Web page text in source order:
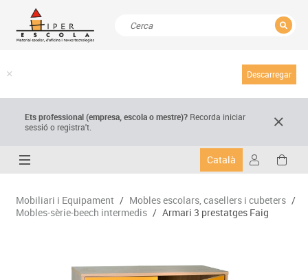
Descarregar
Ets professional (empresa,escola o mestre)? Recorda iniciar
sessió o registra't.
Català
Mobiliari i Equipament / Mobles escolars, casellers i cubeters /
Mobles-sèrie-beech intermedis / Armari 3 prestatges Faig